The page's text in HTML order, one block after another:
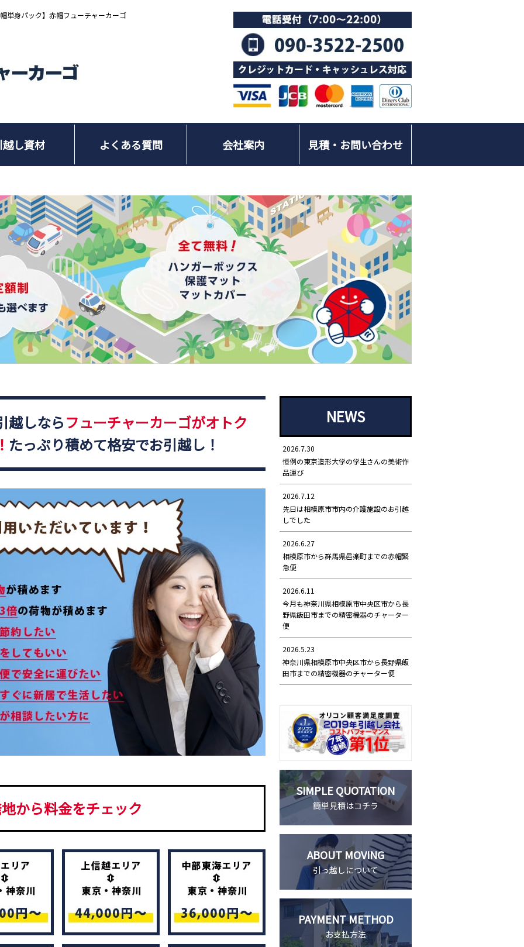
単身パック】赤帽フューチャーカーゴ
し資材 よくある質問 会社案内 見積・お問い合わせ
越しならフューチャーカーゴがオトク
たっぷり積めて格安でお引越し！
から料金をチェック
NEWS
2026.7.30
恒例の東京造形大学の学生さんの美術作
品運び
2026.7.12
先日は相模原市市内の介護施設のお引越
しでした
2026.6.27
相模原市から群馬県邑楽町までの赤帽緊
急便
2026.6.11
今月も神奈川県相模原市中央区市から長
野県飯田市までの精密機器のチャーター
便
2026.5.23
神奈川県相模原市中央区市から長野県飯
田市までの精密機器のチャーター便
SIMPLE QUOTATION
簡単見積はコチラ
ABOUT MOVING
引っ越しについて
PAYMENT METHOD
お支払方法